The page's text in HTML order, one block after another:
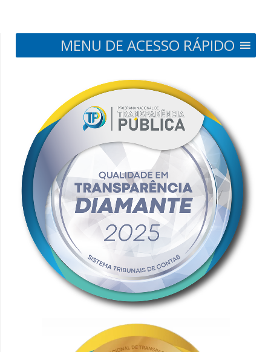
MENU DE ACESSO RÁPIDO